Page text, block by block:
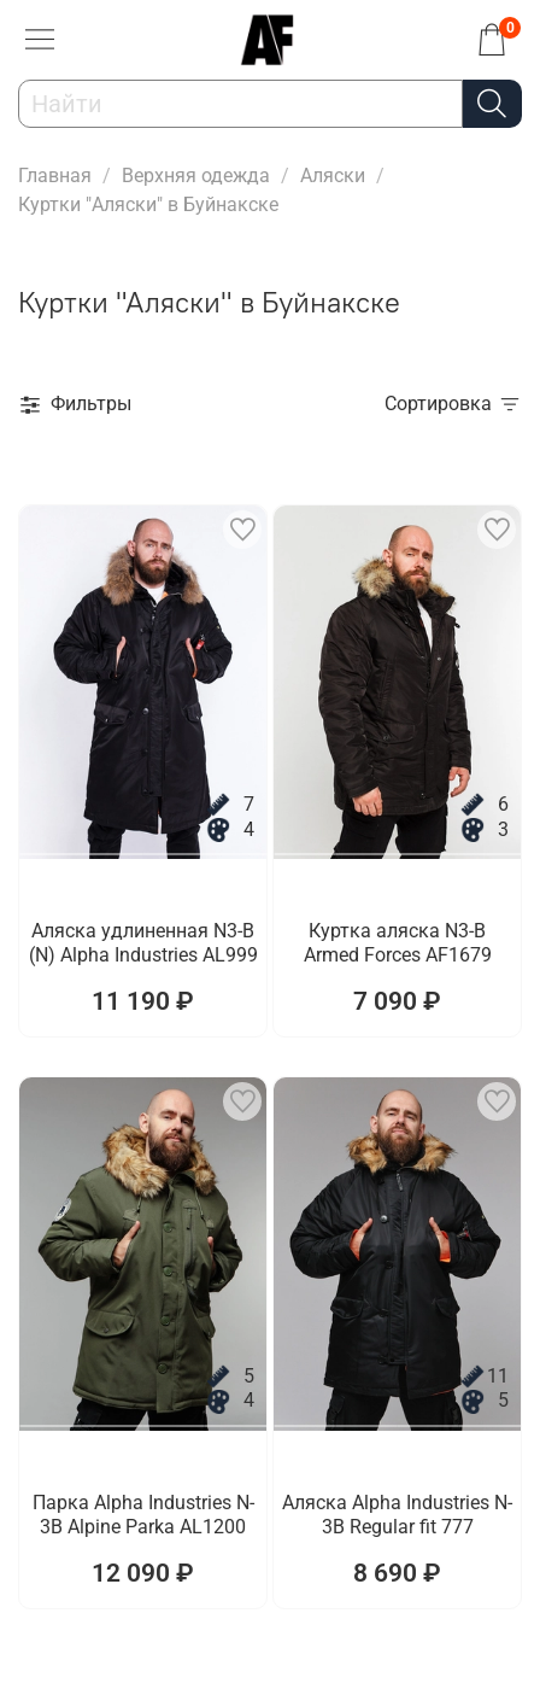
0
Главная Верхняя одежда
Аляски
Куртки "Аляски" в Буйнакске
Куртки "Аляски" в Буйнакске
Фильтры Сортировка
7
4
Аляска удлиненная N3-B
(N) Alpha Industries AL999
11 190 ₽
6
3
Куртка аляска N3-B
Armed Forces AF1679
7 090 ₽
5
4
Парка Alpha Industries N-
3B Alpine Parka AL1200
12 090 ₽
11
5
Аляска Alpha Industries N-
3B Regular fit 777
8 690 ₽